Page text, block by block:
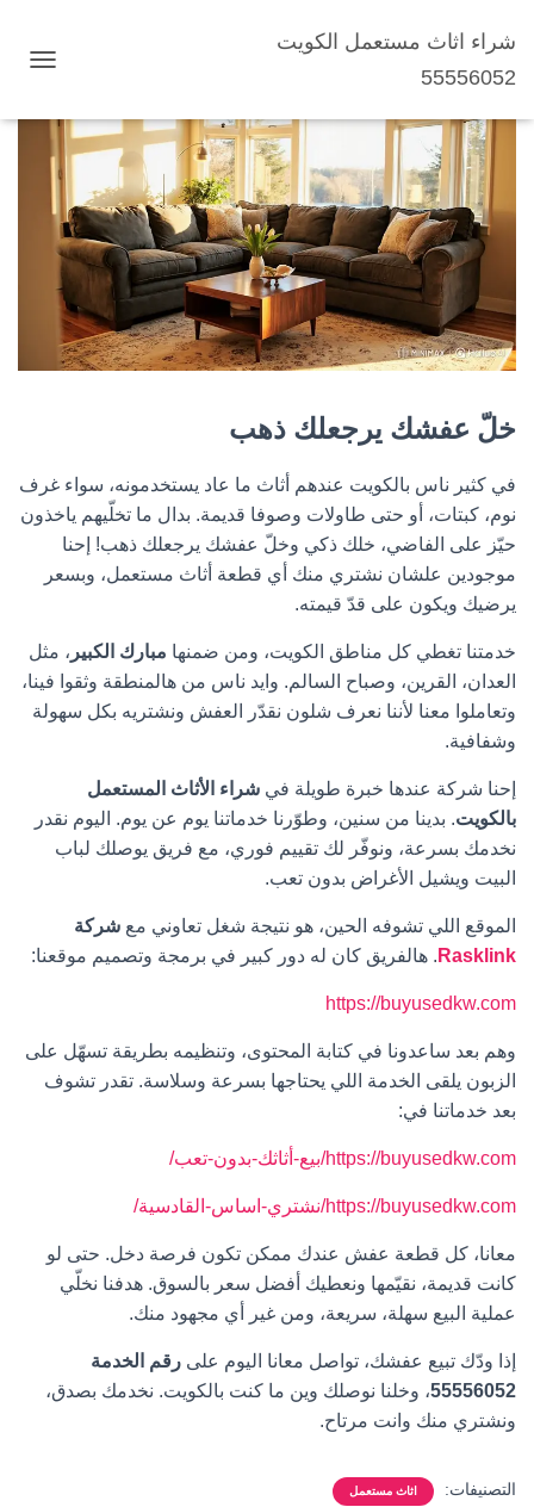
شراء اثاث مستعمل الكويت
55556052
د
خلّ عفشك يرجعلك ذهب
خلّ عفشك يرجعلك ذهب
في كثير ناس بالكويت عندهم أثاث ما عاد يستخدمونه، سواء غرف
نوم، كبتات، أو حتى طاولات وصوفا قديمة. بدال ما تخلّيهم ياخذون
حيّز على الفاضي، خلك ذكي وخلّ عفشك يرجعلك ذهب! إحنا
موجودين علشان نشتري منك أي قطعة أثاث مستعمل، وبسعر
يرضيك ويكون على قدّ قيمته.
خدمتنا تغطي كل مناطق الكويت، ومن ضمنها مبارك الكبير ، مثل
العدان، القرين، وصباح السالم. وايد ناس من هالمنطقة وثقوا فينا،
وتعاملوا معنا لأننا نعرف شلون نقدّر العفش ونشتريه بكل سهولة
وشفافية.
إحنا شركة عندها خبرة طويلة في شراء الأثاث المستعمل
بالكويت. بدينا من سنين، وطوّرنا خدماتنا يوم عن يوم. اليوم نقدر
نخدمك بسرعة، ونوفّر لك تقييم فوري، مع فريق يوصلك لباب
البيت ويشيل الأغراض بدون تعب.
الموقع اللي تشوفه الحين، هو نتيجة شغل تعاوني مع شركة
Rasklink . هالفريق كان له دور كبير في برمجة وتصميم موقعنا:
https://buyusedkw.com
وهم بعد ساعدونا في كتابة المحتوى، وتنظيمه بطريقة تسهّل على
الزبون يلقى الخدمة اللي يحتاجها بسرعة وسلاسة. تقدر تشوف
بعد خدماتنا في:
https://buyusedkw.com/بيع-أثاثك-بدون-تعب/
https://buyusedkw.com/نشتري-اساس-القادسية/
معانا، كل قطعة عفش عندك ممكن تكون فرصة دخل. حتى لو
كانت قديمة، نقيّمها ونعطيك أفضل سعر بالسوق. هدفنا نخلّي
عملية البيع سهلة، سريعة، ومن غير أي مجهود منك.
إذا ودّك تبيع عفشك، تواصل معانا اليوم على رقم الخدمة
55556052، وخلنا نوصلك وين ما كنت بالكويت. نخدمك بصدق،
ونشتري منك وانت مرتاح.
التصنيفات: اثاث مستعمل